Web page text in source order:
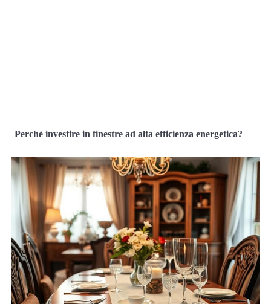
Perché investire in finestre ad alta efficienza energetica?